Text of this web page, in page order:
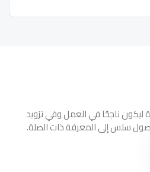
ناجحًا في العمل وفي تزويد
سلس إلى المعرفة ذات الصلة.